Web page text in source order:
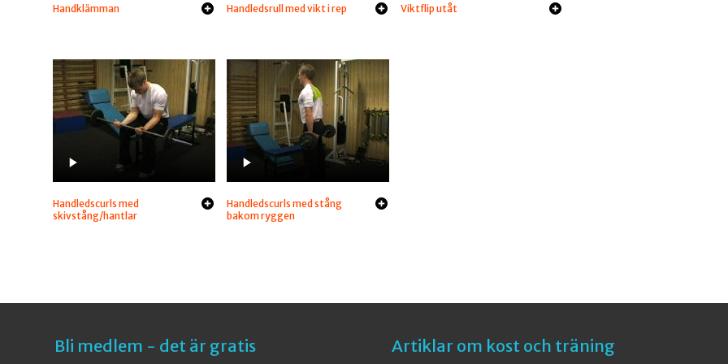
Handklämman Handledsrull med vikt i rep Viktflip utåt
Handledscurls med
skivstång/hantlar
Handledscurls med stång
bakom ryggen
Bli medlem - det är gratis Artiklar om kost och träning